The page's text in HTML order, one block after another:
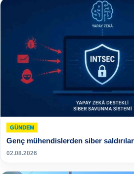
GÜNDEM
Genç mühendislerden siber
02.08.2026